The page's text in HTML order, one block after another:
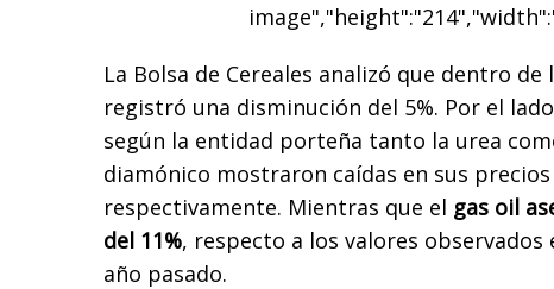
La Bolsa de Cereales analizó que dentro de
registró una disminución del 5%. Por el
según la entidad porteña tanto la urea
diamónico mostraron caídas en sus precios
respectivamente. Mientras que el gas oil
del 11%, respecto a los valores observados
año pasado.